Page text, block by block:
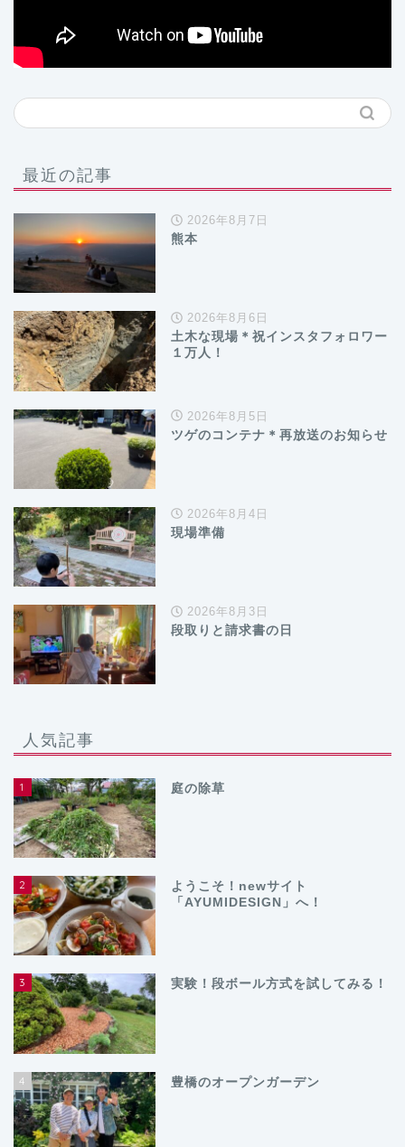
最近の記事
2026年8月7日
熊本
2026年8月6日
土木な現場＊祝インスタフォロワー
１万人！
2026年8月5日
ツゲのコンテナ＊再放送のお知らせ
2026年8月4日
現場準備
2026年8月3日
段取りと請求書の日
人気記事
1 庭の除草
2
ようこそ！newサイト
「AYUMIDESIGN」へ！
3 実験！段ボール方式を試してみる！
4 豊橋のオープンガーデン